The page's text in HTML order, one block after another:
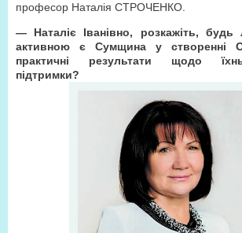
професор Наталія СТРОЧЕНКО.
— Наталіє Іванівно, розкажіть, будь
активною є Сумщина у створенні
практичні результати щодо
підтримки?